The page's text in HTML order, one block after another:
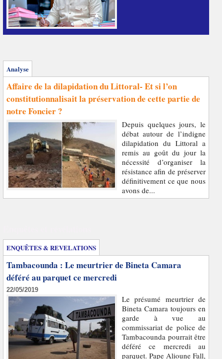
Analyse
Affaire de la dilapidation du Littoral- Et si l’on
constitutionnalisait la préservation de cette partie de
notre Foncier ?
Depuis quelques jours, le
débat autour de l’indigne
dilapidation du Littoral a
remis au goût du jour la
nécessité d’organiser la
résistance afin de préserver
définitivement ce que nous
avons de...
ENQUÊTES & REVELATIONS
Tambacounda : Le meurtrier de Bineta Camara
déféré au parquet ce mercredi
22/05/2019
Le présumé meurtrier de
Bineta Camara toujours en
garde à vue au
commissariat de police de
Tambacounda pourrait être
déféré ce mercredi au
parquet. Pape Alioune Fall,